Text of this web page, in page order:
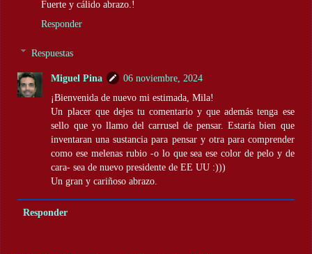
Fuerte y cálido abrazo.!
Responder
Respuestas
Miguel Pina
06 noviembre, 2024
¡Bienvenida de nuevo mi estimada, Mila!
Un placer que dejes tu comentario y que además tenga ese
sello que yo llamo del carrusel de pensar. Estaría bien que
inventaran una sustancia para pensar y otra para comprender
como ese melenas rubio -o lo que sea ese color de pelo y de
cara- sea de nuevo presidente de EE UU :)))
Un gran y cariñoso abrazo.
Responder